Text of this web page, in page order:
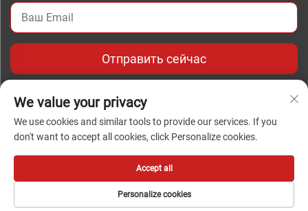
Отправить сейчас
Industrial Automation Co., Ltd. Все права защищены
We value your privacy
We use cookies and similar tools to provide our services. If you
don't want to accept all cookies, click Personalize cookies.
Personalize cookies
Accept all